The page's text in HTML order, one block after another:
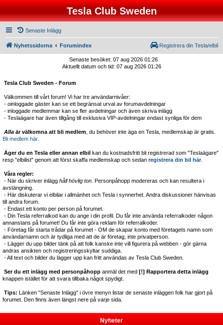
Tesla Club Sweden
Senaste Inlägg
Nyhetssidorna Forumindex Registrera din Tesla/elbil
Senaste besöket: 07 aug 2026 01:26
Aktuellt datum och tid: 07 aug 2026 01:26
Tesla Club Sweden - Forum
Välkommen till vårt forum! Vi har tre användarnivåer:
- oinloggade gäster kan se ett begränsat urval av forumavdelningar
- inloggade medlemmar kan se fler avdelningar och även skriva inlägg
- Teslaägare har även tillgång till exklusiva VIP-avdelningar endast synliga för dem
Alla är välkomna att bli medlem , du behöver inte äga en Tesla, medlemskap är gratis.
Bli medlem här
Äger du en Tesla eller annan elbil kan du kostnadsfritt bli registrerad som "Teslaägare"
resp "elbilist" genom att först skaffa medlemskap och sedan registrera din bil här.
Våra regler:
- När du skriver inlägg håll hövlig ton. Personpåhopp modereras och kan resultera i
avstängning.
- Här diskuterar vi elbilar i allmänhet och Tesla i synnerhet. Andra diskussioner hänvisas
till andra forum.
- Endast ett konto per person på forumet.
- Din Tesla referralkod kan du ange i din profil. Du får inte använda referralkoder någon
annanstans på forumet! Du får inte göra reklam för referralkoder.
- Företag får starta trådar på forumet - OM de skapar konto med företagets namn som
användarnamn och är tydliga med att de är företag, inte privatperson.
- Lägger du upp bilder tänk på att folk kanske inte vill figurera på webben - gör gärna
andras ansikten och registreringsskyltar suddiga.
- All text och bilder du lägger upp kan fritt användas av Tesla Club Sweden.
Ser du ett inlägg med personpåhopp anmäl det med [!] Rapportera detta inlägg
knappen istället för att svara tillbaka något spydigt.
Tips: Länken "Senaste Inlägg" i övre menyn listar de senaste inläggen folk har gjort på
forumet. Den finns även längst nere på varje sida.
Nyheter